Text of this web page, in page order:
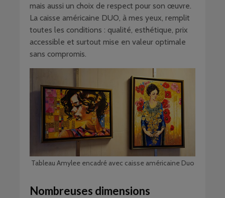
mais aussi un choix de respect pour son œuvre.
La caisse américaine DUO, à mes yeux, remplit
toutes les conditions : qualité, esthétique, prix
accessible et surtout mise en valeur optimale
sans compromis.
Tableau Amylee encadré avec caisse américaine Duo
Nombreuses dimensions